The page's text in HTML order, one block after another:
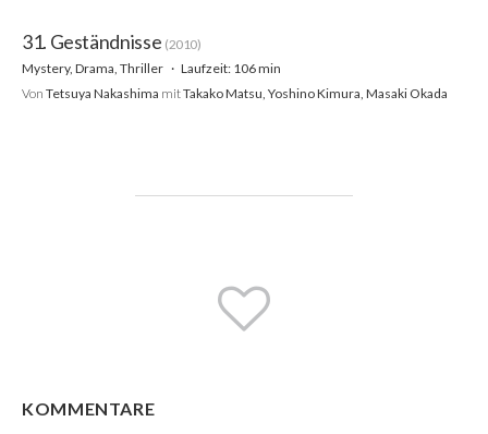
31. Geständnisse (2010)
Mystery, Drama, Thriller
Laufzeit: 106 min
Von Tetsuya Nakashima mitTakako Matsu, Yoshino Kimura, Masaki Okada
KOMMENTARE